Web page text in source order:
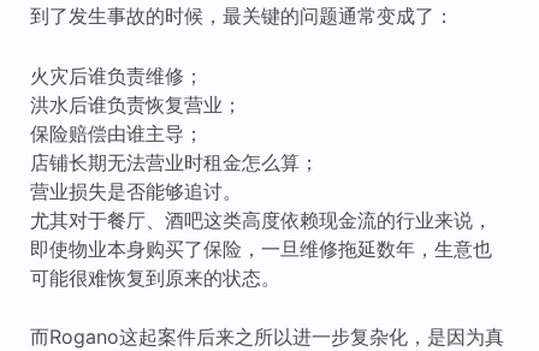
到了发生事故的时候，最关键的问题通常变成了：
火灾后谁负责维修；
洪水后谁负责恢复营业；
保险赔偿由谁主导；
店铺长期无法营业时租金怎么算；
营业损失是否能够追讨。
尤其对于餐厅、酒吧这类高度依赖现金流的行业来说，
即使物业本身购买了保险，一旦维修拖延数年，生意也
可能很难恢复到原来的状态。
而Rogano这起案件后来之所以进一步复杂化，是因为真